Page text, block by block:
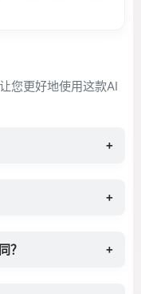
您更好地使用这款AI
+
+
？ +